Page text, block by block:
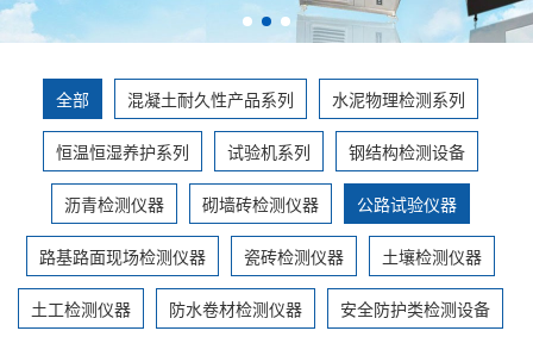
全部 混凝土耐久性产品系列 水泥物理检测系列
恒温恒湿养护系列 试验机系列 钢结构检测设备
沥青检测仪器 砌墙砖检测仪器 公路试验仪器
路基路面现场检测仪器 瓷砖检测仪器 土壤检测仪器
土工检测仪器 防水卷材检测仪器 安全防护类检测设备